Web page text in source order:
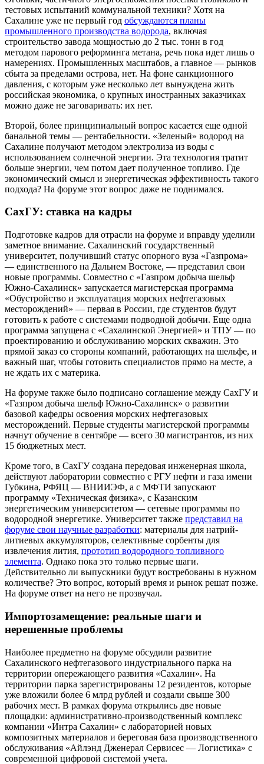
тестовых испытаний коммунальной техники? Хотя на
Сахалине уже не первый год обсуждаются планы
промышленного производства водорода, включая
строительство завода мощностью до 2 тыс. тонн в год
методом парового реформинга метана, речь пока идет лишь о
намерениях. Промышленных масштабов, а главное — рынков
сбыта за пределами острова, нет. На фоне санкционного
давления, с которым уже несколько лет вынуждена жить
российская экономика, о крупных иностранных заказчиках
можно даже не заговаривать: их нет.
Второй, более принципиальный вопрос касается еще одной
банальной темы — рентабельности. «Зеленый» водород на
Сахалине получают методом электролиза из воды с
использованием солнечной энергии. Эта технология тратит
больше энергии, чем потом дает полученное топливо. Где
экономический смысл и энергетическая эффективность такого
подхода? На форуме этот вопрос даже не поднимался.
СахГУ: ставка на кадры
Подготовке кадров для отрасли на форуме и вправду уделили
заметное внимание. Сахалинский государственный
университет, получивший статус опорного вуза «Газпрома»
— единственного на Дальнем Востоке, — представил свои
новые программы. Совместно с «Газпром добыча шельф
Южно-Сахалинск» запускается магистерская программа
«Обустройство и эксплуатация морских нефтегазовых
месторождений» — первая в России, где студентов будут
готовить к работе с системами подводной добычи. Еще одна
программа запущена с «Сахалинской Энергией» и ТПУ — по
проектированию и обслуживанию морских скважин. Это
прямой заказ со стороны компаний, работающих на шельфе, и
важный шаг, чтобы готовить специалистов прямо на месте, а
не ждать их с материка.
На форуме также было подписано соглашение между СахГУ и
«Газпром добыча шельф Южно-Сахалинск» о развитии
базовой кафедры освоения морских нефтегазовых
месторождений. Первые студенты магистерской программы
начнут обучение в сентябре — всего 30 магистрантов, из них
15 бюджетных мест.
Кроме того, в СахГУ создана передовая инженерная школа,
действуют лаборатории совместно с РГУ нефти и газа имени
Губкина, РФЯЦ — ВНИИЭФ, а с МФТИ запускают
программу «Техническая физика», с Казанским
энергетическим университетом — сетевые программы по
водородной энергетике. Университет также представил на
форуме свои научные разработки: материалы для натрий-
литиевых аккумуляторов, селективные сорбенты для
извлечения лития, прототип водородного топливного
элемента. Однако пока это только первые шаги.
Действительно ли выпускники будут востребованы в нужном
количестве? Это вопрос, который время и рынок решат позже.
На форуме ответ на него не прозвучал.
Импортозамещение: реальные шаги и
нерешенные проблемы
Наиболее предметно на форуме обсудили развитие
Сахалинского нефтегазового индустриального парка на
территории опережающего развития «Сахалин». На
территории парка зарегистрированы 12 резидентов, которые
уже вложили более 6 млрд рублей и создали свыше 300
рабочих мест. В рамках форума открылись две новые
площадки: административно-производственный комплекс
компании «Интра Сахалин» с лабораторией новых
композитных материалов и береговая база производственного
обслуживания «Айлэнд Дженерал Сервисес — Логистика» с
современной цифровой системой учета.